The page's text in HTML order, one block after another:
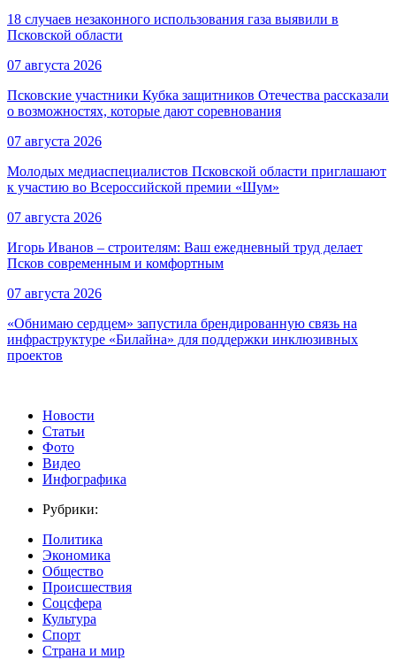
18 случаев незаконного использования газа выявили в
Псковской области
07 августа 2026
Псковские участники Кубка защитников Отечества рассказали
о возможностях, которые дают соревнования
07 августа 2026
Молодых медиаспециалистов Псковской области приглашают
к участию во Всероссийской премии «Шум»
07 августа 2026
Игорь Иванов – строителям: Ваш ежедневный труд делает
Псков современным и комфортным
07 августа 2026
«Обнимаю сердцем» запустила брендированную связь на
инфраструктуре «Билайна» для поддержки инклюзивных
проектов
Новости
Статьи
Фото
Видео
Инфографика
Рубрики:
Политика
Экономика
Общество
Происшествия
Соцсфера
Культура
Спорт
Страна и мир